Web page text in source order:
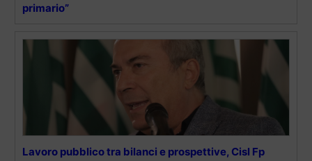
primario”
Lavoro pubblico tra bilanci e prospettive, Cisl Fp